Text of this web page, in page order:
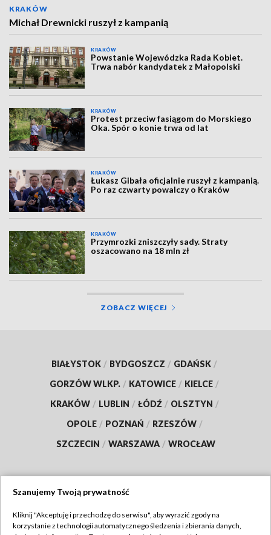
KRAKÓW
Michał Drewnicki ruszył z kampanią
KRAKÓW
Powstanie Wojewódzka Rada Kobiet.
Trwa nabór kandydatek z Małopolski
KRAKÓW
Protest przeciw fasiągom do Morskiego
Oka. Spór o konie trwa od lat
KRAKÓW
Łukasz Gibała oficjalnie ruszył z kampanią.
Po raz czwarty powalczy o Kraków
KRAKÓW
Przymrozki zniszczyły sady. Straty
oszacowano na 18 mln zł
ZOBACZ WIĘCEJ
BIAŁYSTOK / BYDGOSZCZ / GDAŃSK /
GORZÓW WLKP. / KATOWICE / KIELCE /
KRAKÓW / LUBLIN / ŁÓDŹ / OLSZTYN /
OPOLE / POZNAŃ / RZESZÓW /
SZCZECIN / WARSZAWA / WROCŁAW
TVP
Szanujemy Twoją prywatność
Kliknij "Akceptuję i przechodzę do serwisu", aby wyrazić zgody na
korzystanie z technologii automatycznego śledzenia i zbierania danych,